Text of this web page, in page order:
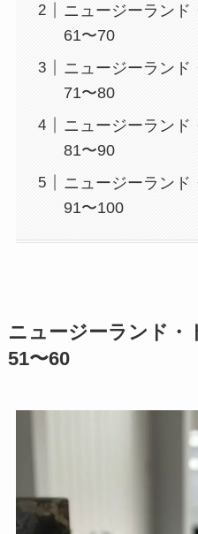
ニュージーラン
61〜70
ニュージーラン
71〜80
ニュージーラン
81〜90
ニュージーラン
91〜100
ニュージーランド
51〜60